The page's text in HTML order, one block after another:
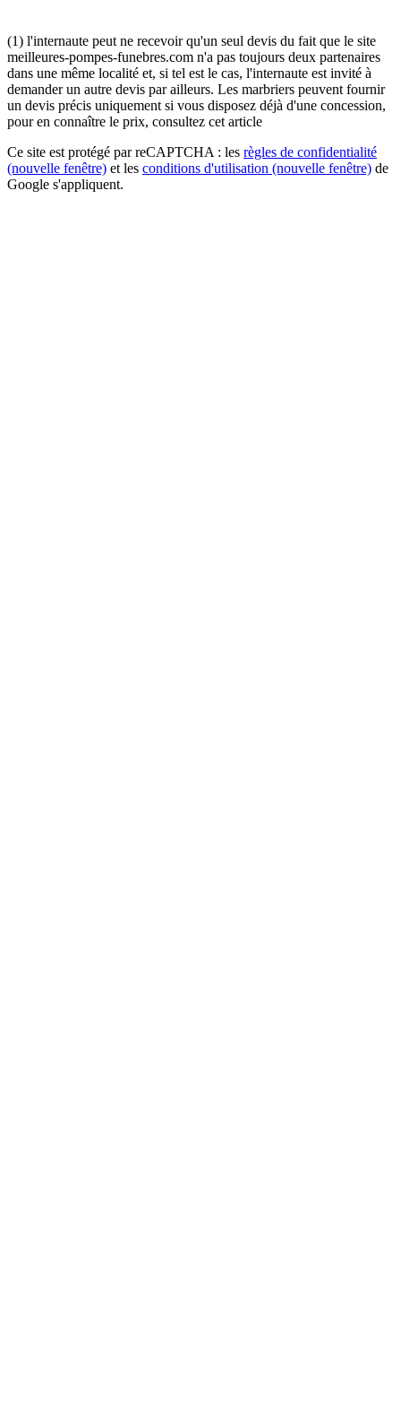
(1) l'internaute peut ne recevoir qu'un seul devis du fait que le site
meilleures-pompes-funebres.com n'a pas toujours deux partenaires
dans une même localité et, si tel est le cas, l'internaute est invité à
demander un autre devis par ailleurs. Les marbriers peuvent fournir
un devis précis uniquement si vous disposez déjà d'une concession,
pour en connaître le prix, consultez cet article
Ce site est protégé par reCAPTCHA : les règles de confidentialité
(nouvelle fenêtre) et les conditions d'utilisation (nouvelle fenêtre) de
Google s'appliquent.